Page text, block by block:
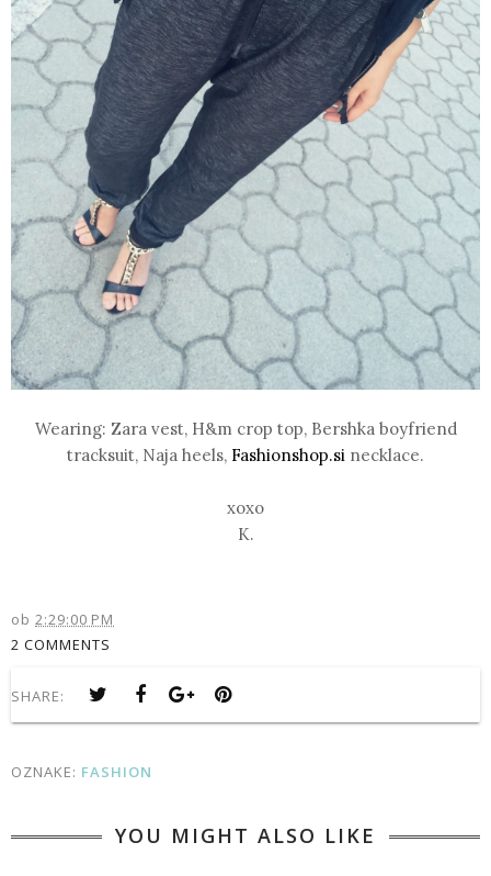
Wearing: Zara vest, H&m crop top, Bershka boyfriend
tracksuit, Naja heels, Fashionshop.si necklace.
xoxo
K.
ob 2:29:00 PM
2 COMMENTS
SHARE:
OZNAKE: FASHION
YOU MIGHT ALSO LIKE